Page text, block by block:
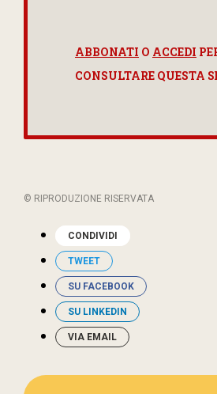
ABBONATI O ACCEDI
CONSULTARE QUESTA
© RIPRODUZIONE RISERVATA
CONDIVIDI
TWEET
SU FACEBOOK
SU LINKEDIN
VIA EMAIL